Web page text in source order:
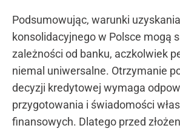
Podsumowując, warunki
konsolidacyjnego w Polsce mogą
zależności od banku, aczkolwiek
niemal uniwersalne. Otrzymanie
decyzji kredytowej wymaga
przygotowania i świadomości
finansowych. Dlatego przed